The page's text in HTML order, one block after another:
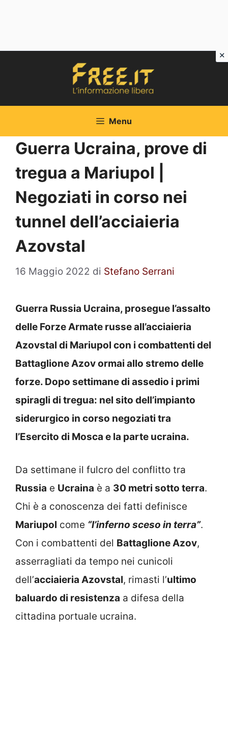
Menu
Guerra Ucraina, prove di
tregua a Mariupol |
Negoziati in corso nei
tunnel dell’acciaieria
Azovstal
16 Maggio 2022 di Stefano Serrani
Guerra Russia Ucraina, prosegue l’assalto
delle Forze Armate russe all’acciaieria
Azovstal di Mariupol con i combattenti del
Battaglione Azov ormai allo stremo delle
forze. Dopo settimane di assedio i primi
spiragli di tregua: nel sito dell’impianto
siderurgico in corso negoziati tra
l’Esercito di Mosca e la parte ucraina.
Da settimane il fulcro del conflitto tra
Russia e Ucraina è a 30 metri sotto terra.
Chi è a conoscenza dei fatti definisce
Mariupol come “l’inferno sceso in terra”.
Con i combattenti del Battaglione Azov,
asserragliati da tempo nei cunicoli
dell’acciaieria Azovstal, rimasti l’ultimo
baluardo di resistenza a difesa della
cittadina portuale ucraina.